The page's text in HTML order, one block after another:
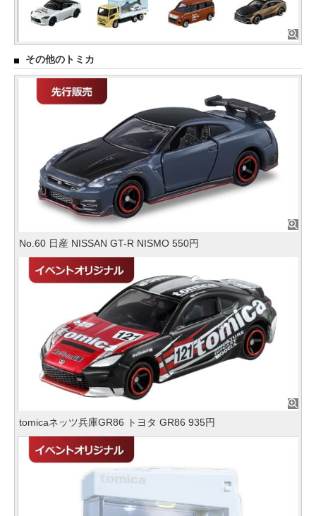
その他のトミカ
No.60 日産 NISSAN GT-R NISMO 550円
tomicaネッツ兵庫GR86 トヨタ GR86 935円